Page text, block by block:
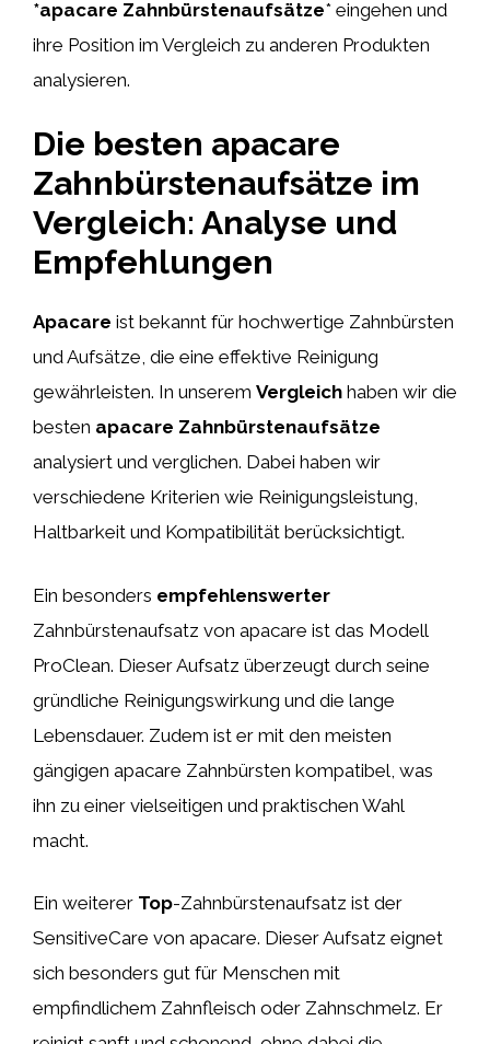
*apacare Zahnbürstenaufsätze* eingehen und
ihre Position im Vergleich zu anderen Produkten
analysieren.
Die besten apacare
Zahnbürstenaufsätze im
Vergleich: Analyse und
Empfehlungen
Apacare ist bekannt für hochwertige Zahnbürsten
und Aufsätze, die eine effektive Reinigung
gewährleisten. In unserem Vergleich haben wir die
besten apacare Zahnbürstenaufsätze
analysiert und verglichen. Dabei haben wir
verschiedene Kriterien wie Reinigungsleistung,
Haltbarkeit und Kompatibilität berücksichtigt.
Ein besonders empfehlenswerter
Zahnbürstenaufsatz von apacare ist das Modell
ProClean. Dieser Aufsatz überzeugt durch seine
gründliche Reinigungswirkung und die lange
Lebensdauer. Zudem ist er mit den meisten
gängigen apacare Zahnbürsten kompatibel, was
ihn zu einer vielseitigen und praktischen Wahl
macht.
Ein weiterer Top-Zahnbürstenaufsatz ist der
SensitiveCare von apacare. Dieser Aufsatz eignet
sich besonders gut für Menschen mit
empfindlichem Zahnfleisch oder Zahnschmelz. Er